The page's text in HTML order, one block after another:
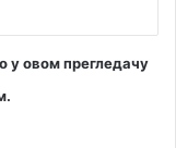
у овом прегледачу